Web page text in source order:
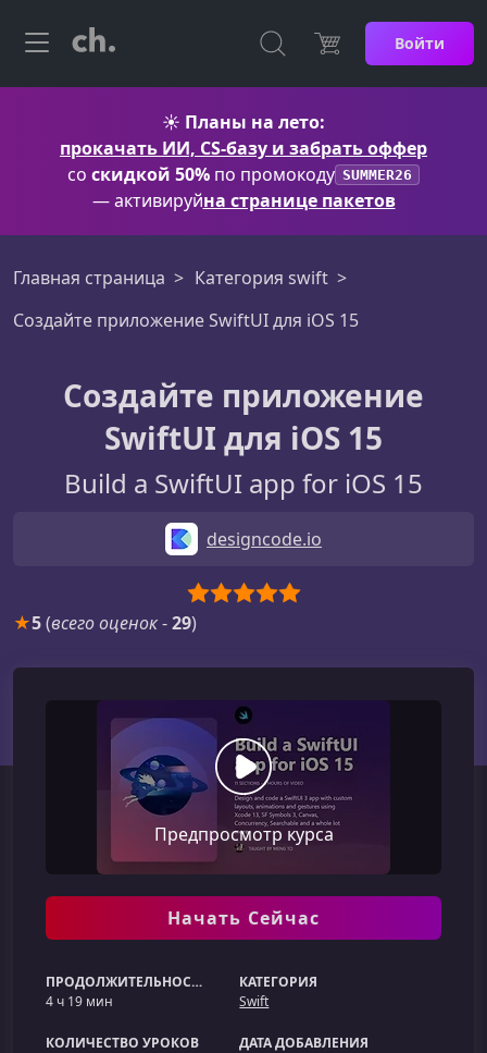
Войти
☀️ Планы на лето:
прокачать ИИ, CS-базу и забрать оффер
со скидкой 50% по промокоду SUMMER26
— активируйна странице пакетов
Главная страница
Категория swift
Создайте приложение SwiftUI для iOS 15
Создайте приложение
SwiftUI для iOS 15
Build a SwiftUI app for iOS 15
designcode.io
★5(всего оценок-29)
Предпросмотр курса
Начать Сейчас
ПРОДОЛЖИТЕЛЬНОСТЬ
4 ч 19 мин
КАТЕГОРИЯ
Swift
КОЛИЧЕСТВО УРОКОВ
ДАТА ДОБАВЛЕНИЯ